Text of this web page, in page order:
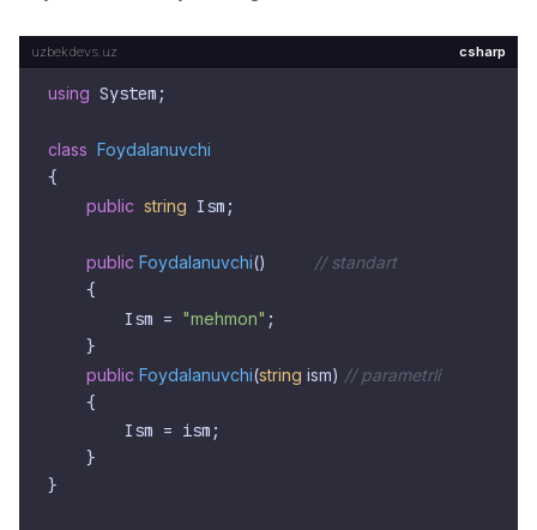
csharp
using System;
class Foydalanuvchi
{
public string Ism;
public Foydalanuvchi() // standart
    {
        Ism =
"mehmon" ;
    }
public Foydalanuvchi(string ism) // parametrli
    {
        Ism = ism;
    }
}